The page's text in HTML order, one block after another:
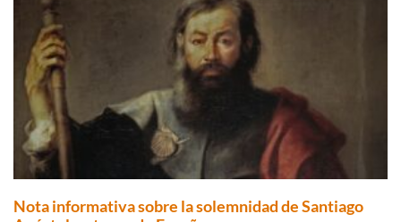
Nota informativa sobre la solemnidad de Santiago